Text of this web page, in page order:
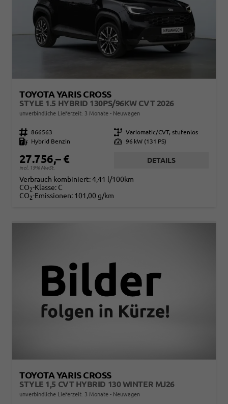
TOYOTA YARIS CROSS
STYLE 1.5 HYBRID 130PS/96KW CVT 2026
unverbindliche Lieferzeit: 3 Monate Neuwagen
Fahrzeugnr. 866563 Getriebe Variomatic/CVT, stufenlos
Kraftstoff
Hybrid Benzin Leistung 96 kW (131 PS)
27.756,– €
incl. 19% MwSt.
DETAILS
Verbrauch kombiniert:4,41 l/100km
CO2-Klasse: C
CO2-Emissionen: 101,00 g/km
TOYOTA YARIS CROSS
STYLE 1,5 CVT HYBRID 130 WINTER MJ26
unverbindliche Lieferzeit: 3 Monate Neuwagen